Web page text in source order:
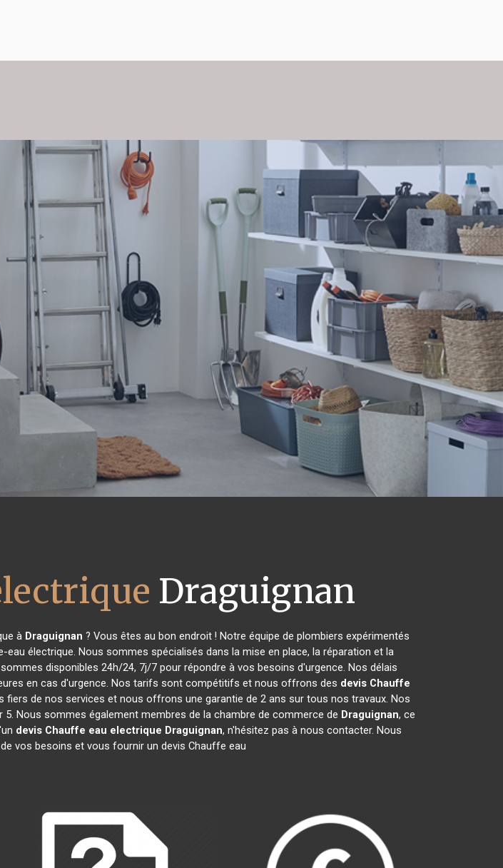
Draguignan
à Draguignan ? Vous êtes au bon endroit ! Notre équipe de plombiers expérimentés
électrique. Nous sommes spécialisés dans la mise en place, la réparation et la
disponibles 24h/24, 7j/7 pour répondre à vos besoins d'urgence. Nos délais
en cas d'urgence. Nos tarifs sont compétitifs et nous offrons des devis Chauffe
fiers de nos services et nous offrons une garantie de 2 ans sur tous nos travaux. Nos
Nous sommes également membres de la chambre de commerce de Draguignan, ce
devis Chauffe eau electrique Draguignan, n'hésitez pas à nous contacter. Nous
vos besoins et vous fournir un devis Chauffe eau